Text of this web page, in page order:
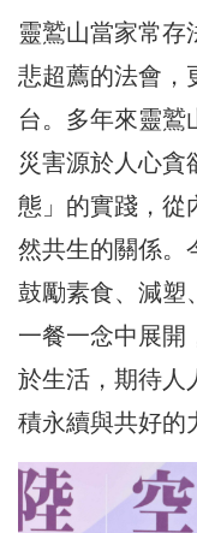
靈鷲山當家常存
悲超薦的法會，
台。多年來靈鷲
災害源於人心貪
態」的實踐，從
然共生的關係。
鼓勵素食、減塑
一餐一念中展開
於生活，期待人
積永續與共好的